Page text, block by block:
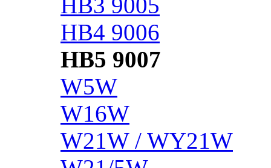
HB4 9006
HB5 9007
W5W
W16W
W21W / WY21W